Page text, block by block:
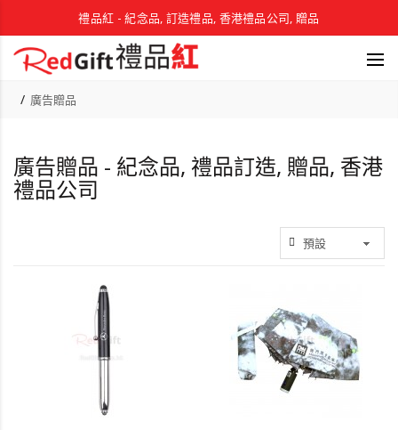
禮品紅 - 紀念品, 訂造禮品, 香港禮品公司, 贈品
廣告贈品
廣告贈品 - 紀念品, 禮品訂造, 贈品, 香港
禮品公司